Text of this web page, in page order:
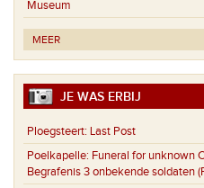
Museum
MEER
JE WAS ERBIJ
Ploegsteert: Last Post
Poelkapelle: Funeral for unknown
Begrafenis 3 onbekende soldaten